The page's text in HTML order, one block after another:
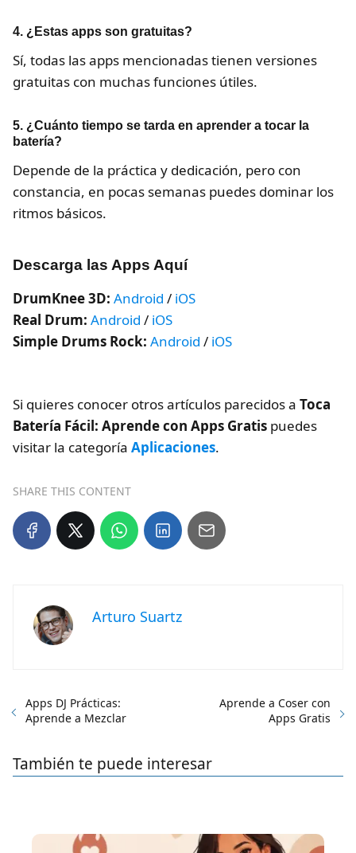
4. ¿Estas apps son gratuitas?
Sí, todas las apps mencionadas tienen versiones
gratuitas con muchas funciones útiles.
5. ¿Cuánto tiempo se tarda en aprender a tocar la
batería?
Depende de la práctica y dedicación, pero con
constancia, en pocas semanas puedes dominar los
ritmos básicos.
Descarga las Apps Aquí
DrumKnee 3D: Android / iOS
Real Drum: Android / iOS
Simple Drums Rock: Android / iOS
Si quieres conocer otros artículos parecidos a Toca
Batería Fácil: Aprende con Apps Gratis puedes
visitar la categoría Aplicaciones.
SHARE THIS CONTENT
Arturo Suartz
Apps DJ Prácticas:
Aprende a Mezclar
Aprende a Coser con
Apps Gratis
También te puede interesar